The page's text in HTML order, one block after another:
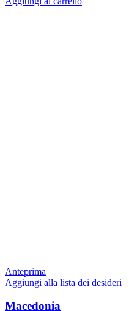
Anteprima
Aggiungi alla lista dei desideri
Macedonia